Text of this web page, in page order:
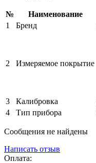
№ Наименование
1
Бренд
2 Измеряемое покрытие
3 Калибровка
4
Тип прибора
Сообщения не найдены
Написать отзыв
Оплата: